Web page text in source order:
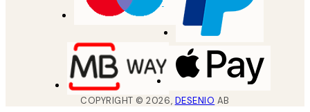
COPYRIGHT ©2026, DESENIO AB